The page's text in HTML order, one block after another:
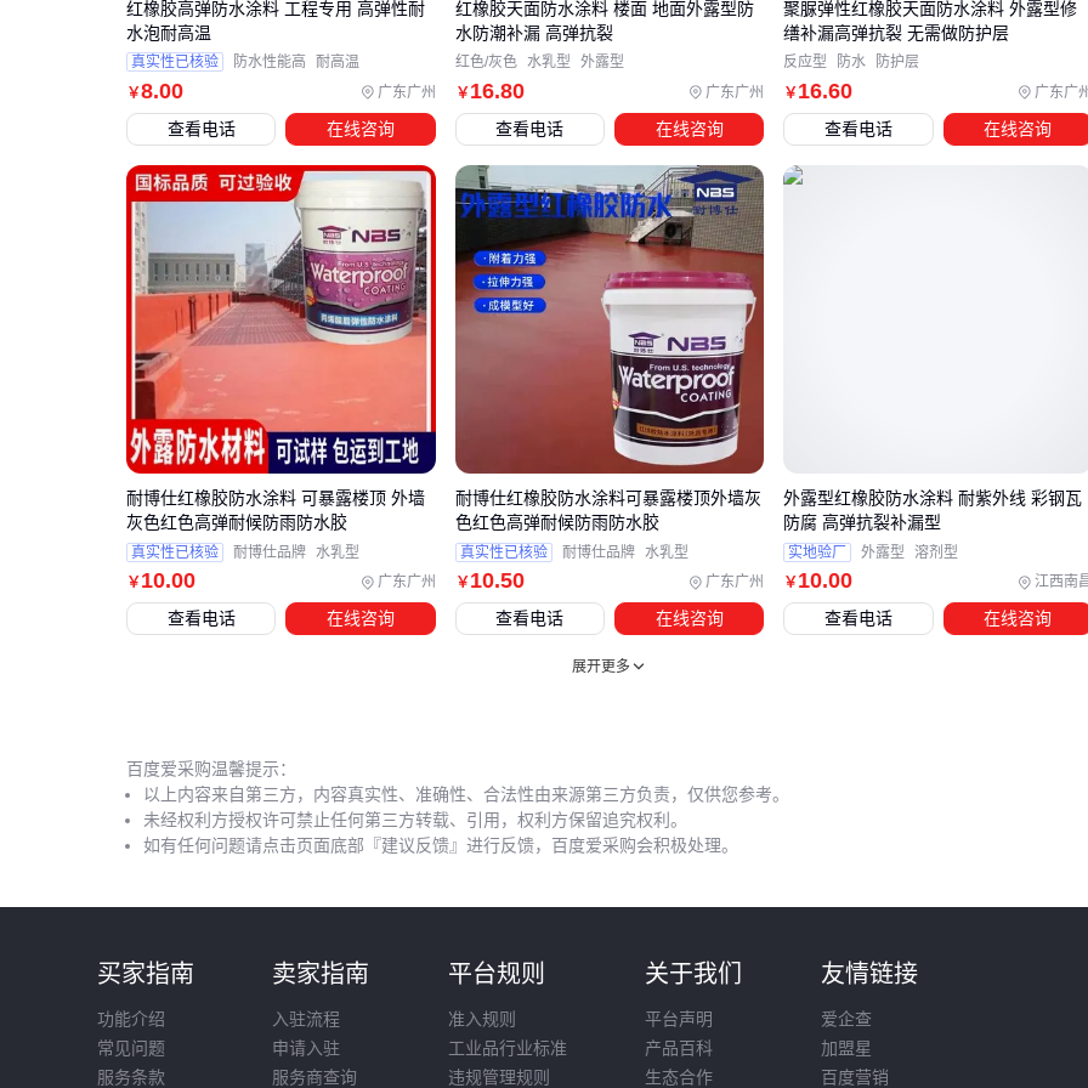
四、为什么同样的红橡胶材料，施工效果差异明显？
选择高弹防水主材只是第一步，基层处理的质量往往决定了最
终防水层的寿命。常见误区是直接涂刷主材，忽略了对基面起
砂、裂缝等缺陷的预处理。
关键配套工具需分两类准备：
基面处理：混凝土防水底漆
腐处理剂
针对金属屋面防锈
施工工具：气动钣金防水胶枪
筒刷
确保涂布均匀无气泡
特别要注意环境适应性配套。在低温环境下，
作为过渡层能改善主材的低温成膜性；高温季节则需搭
渗透结晶防水涂料 预防基层水分蒸发过快。
施工前用防水测试仪
检测基层含水率，确保不超过8%。这个
细节能避免因基层潮湿导致的涂层起泡脱落——这是80%早期
五、管根渗漏反复修？你可能漏了这步强化工艺
应力集中部位需要差异化施工策略。阴阳角建议先铺贴
第一道用氯丁胶水4303
第二道主材涂刷后立即嵌入无纺布
部破损时，用与原系统相容的
SBS卷材冷底油
后，再修补主材。
施工人员防护同样影响质量稳定性。 防滑安全鞋
￥8.00 广东广州
红橡胶高弹防水涂料 工程专用 高弹性耐
水泡耐高温
真实性已核验 防水性能高 耐高温
查看电话 在线咨询
￥16.80 广东广州
红橡胶天面防水涂料 楼面 地面外露型防
水防潮补漏 高弹抗裂
红色/灰色 水乳型 外露型
查看电话 在线咨询
￥16.60 广东广
聚脲弹性红橡胶天面防水涂料 外露型修
缮补漏高弹抗裂 无需做防护层
反应型 防水 防护层
查看电话 在线咨询
￥ 10.00 广东广州
耐博仕红橡胶防水涂料 可暴露楼顶 外墙
灰色红色高弹耐候防雨防水胶
真实性已核验 耐博仕品牌 水乳型
查看电话 在线咨询
￥ 10.50 广东广州
耐博仕红橡胶防水涂料可暴露楼顶外墙灰
色红色高弹耐候防雨防水胶
真实性已核验 耐博仕品牌 水乳型
查看电话 在线咨询
￥ 10.00 江西南
外露型红橡胶防水涂料 耐紫外线 彩钢瓦
防腐 高弹抗裂补漏型
实地验厂 外露型 溶剂型
查看电话 在线咨询
展开更多
百度爱采购温馨提示：
以上内容来自第三方，内容真实性、准确性、合法性由来源第三方负责，仅供您参考。
未经权利方授权许可禁止任何第三方转载、引用，权利方保留追究权利。
如有任何问题请点击页面底部『建议反馈』进行反馈，百度爱采购会积极处理。
买家指南
功能介绍
常见问题
服务条款
卖家指南
入驻流程
申请入驻
服务商查询
平台规则
准入规则
工业品行业标准
违规管理规则
关于我们
平台声明
产品百科
生态合作
友情链接
爱企查
加盟星
百度营销